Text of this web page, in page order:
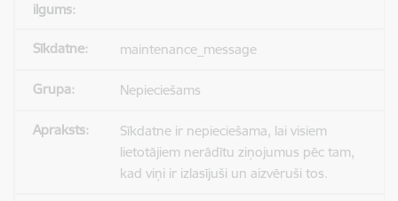
maintenance_message
Nepieciešams
Sīkdatne ir nepieciešama, lai visiem
lietotājiem nerādītu ziņojumus pēc tam,
kad viņi ir izlasījuši un aizvēruši tos.